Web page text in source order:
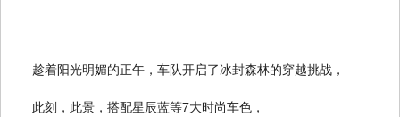
趁着阳光明媚的正午，车队开启了冰封森林的穿越挑战，
此刻，此景，搭配星辰蓝等7大时尚车色，